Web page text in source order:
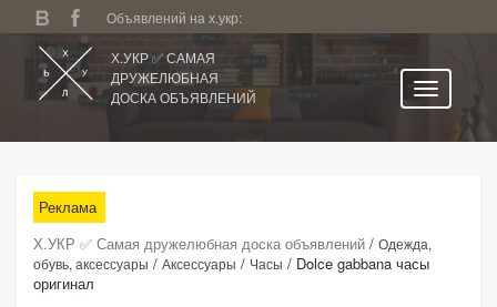
Объявлений на х.укр:
Х.УКР ✅ САМАЯ
ДРУЖЕЛЮБНАЯ
ДОСКА ОБЪЯВЛЕНИЙ
Все регионы
Категории
Избранное
Личный кабинет
Реклама
Х.УКР ✅ Самая дружелюбная доска объявлений / Одежда,
обувь, аксессуары / Аксессуары / Часы / Dolce gabbana часы
оригинал